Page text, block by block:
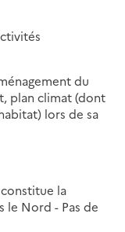
du
plan climat (dont
lors de sa
la
le Nord - Pas de